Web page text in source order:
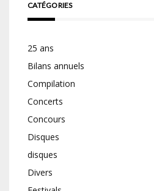
CATÉGORIES
25 ans
Bilans annuels
Compilation
Concerts
Concours
Disques
disques
Divers